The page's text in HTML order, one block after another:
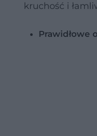
kruchość i
Prawidłowe